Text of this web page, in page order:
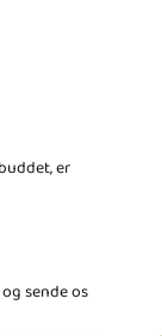
er
sende os